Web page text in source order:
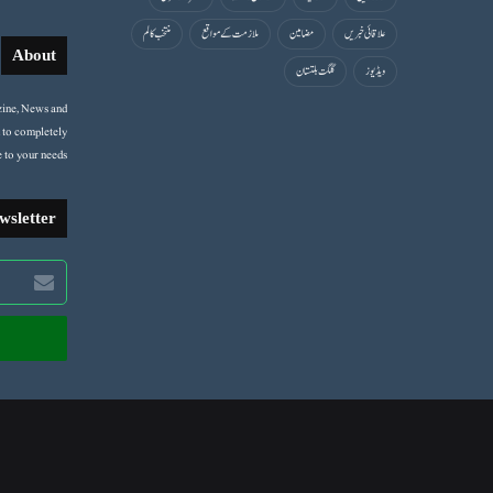
علاقائی خبریں
مضامین ملازمت کے مواقع
منتخب کالم
ویڈیوز
گلگت بلتستان
About
News and
completely
your needs.
Enter
your
Email